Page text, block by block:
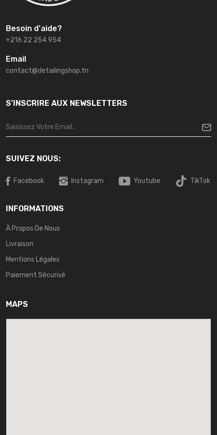
Besoin d'aide?
+216 22 254 954
Email
contact@detailingshop.tn
S'INSCRIRE AUX NEWSLETTERS
SUIVEZ NOUS:
Facebook Instagram Youtube TikTok
INFORMATIONS
À Propos De Nous
Livraison
Mentions Légales
Paiement Sécurisé
MAPS